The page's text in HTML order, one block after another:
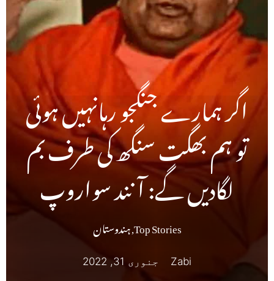
اگر ہمارے جنگجو رہانہیں ہوئی
تو ہم بھگت سنگھ کی طرف بم
لگادیں گے: آنند سواروپ
Top Stories
,ہندوستان
Zabi جنوری 31, 2022